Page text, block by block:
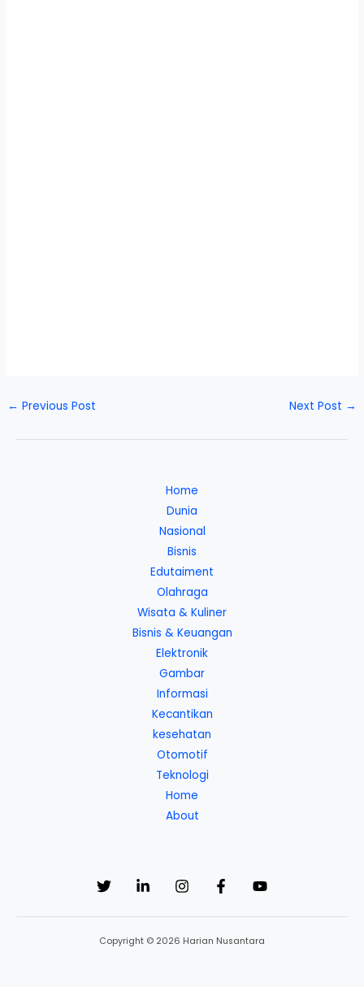
← Previous Post Next Post →
Home
Dunia
Nasional
Bisnis
Edutaiment
Olahraga
Wisata & Kuliner
Bisnis & Keuangan
Elektronik
Gambar
Informasi
Kecantikan
kesehatan
Otomotif
Teknologi
Home
About
Copyright © 2026 Harian Nusantara